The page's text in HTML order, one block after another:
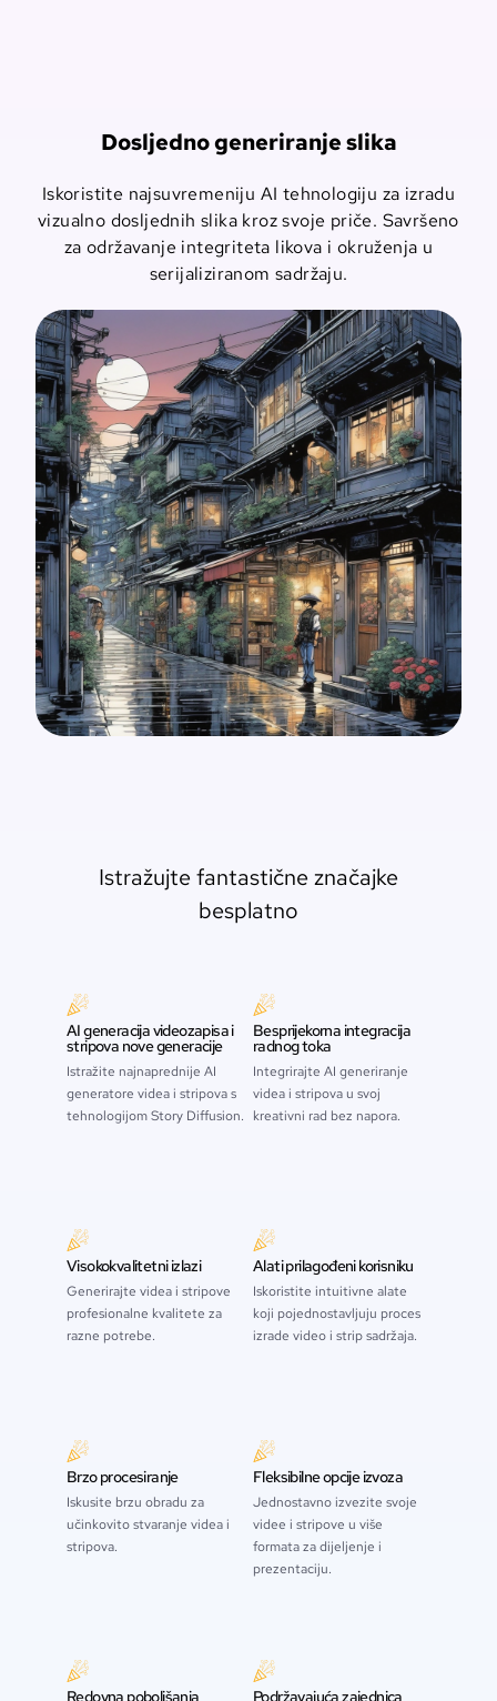
Dosljedno generiranje slika
Iskoristite najsuvremeniju AI tehnologiju za izradu
vizualno dosljednih slika kroz svoje priče. Savršeno
za održavanje integriteta likova i okruženja u
serijaliziranom sadržaju.
Istražujte fantastične značajke
besplatno
AI generacija videozapisa i
stripova nove generacije
Istražite najnaprednije AI
generatore videa i stripova s
tehnologijom Story Diffusion.
Besprijekorna integracija
radnog toka
Integrirajte AI generiranje
videa i stripova u svoj
kreativni rad bez napora.
Visokokvalitetni izlazi
Generirajte videa i stripove
profesionalne kvalitete za
razne potrebe.
Alati prilagođeni korisniku
Iskoristite intuitivne alate
koji pojednostavljuju proces
izrade video i strip sadržaja.
Brzo procesiranje
Iskusite brzu obradu za
učinkovito stvaranje videa i
stripova.
Fleksibilne opcije izvoza
Jednostavno izvezite svoje
videe i stripove u više
formata za dijeljenje i
prezentaciju.
Redovna poboljšanja Podržavajuća zajednica